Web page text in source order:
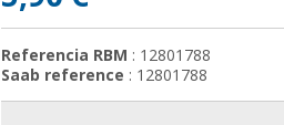
Referencia RBM : 12801788
Saab reference : 12801788